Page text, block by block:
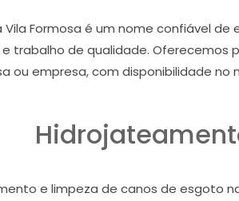
Vila Formosa é um nome confiável
trabalho de qualidade.
ou empresa, com disponibilidade
e limpeza de canos de esgoto